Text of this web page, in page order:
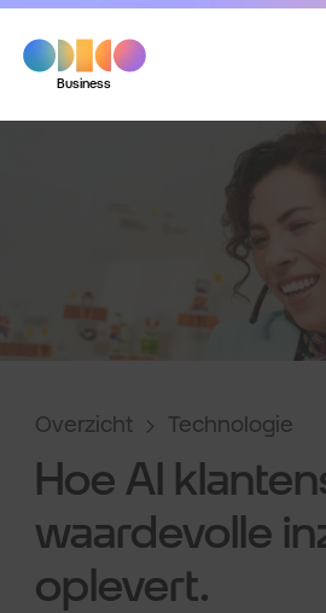
Business
Overzicht Technologie
Hoe AI
waardevolle
oplevert.